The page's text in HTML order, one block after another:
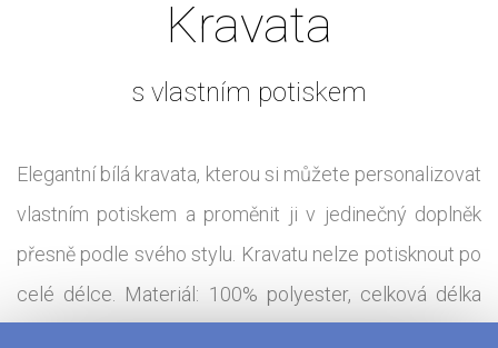
Kravata
s vlastním potiskem
Elegantní bílá kravata, kterou si můžete personalizovat
vlastním potiskem a proměnit ji v jedinečný doplněk
přesně podle svého stylu. Kravatu nelze potisknout po
celé délce. Materiál: 100% polyester, celková délka